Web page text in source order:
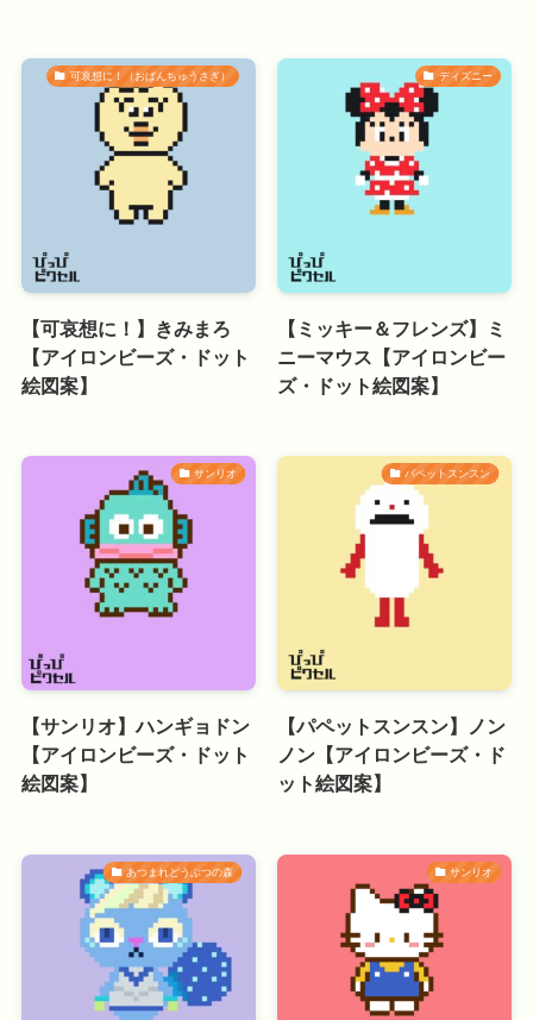
可哀想に！（おぱんちゅうさぎ）
【可哀想に！】きみまろ
【アイロンビーズ・ドット
絵図案】
ディズニー
【ミッキー＆フレンズ】ミ
ニーマウス【アイロンビー
ズ・ドット絵図案】
サンリオ
【サンリオ】ハンギョドン
【アイロンビーズ・ドット
絵図案】
パペットスンスン
【パペットスンスン】ノン
ノン【アイロンビーズ・ド
ット絵図案】
あつまれどうぶつの森 サンリオ